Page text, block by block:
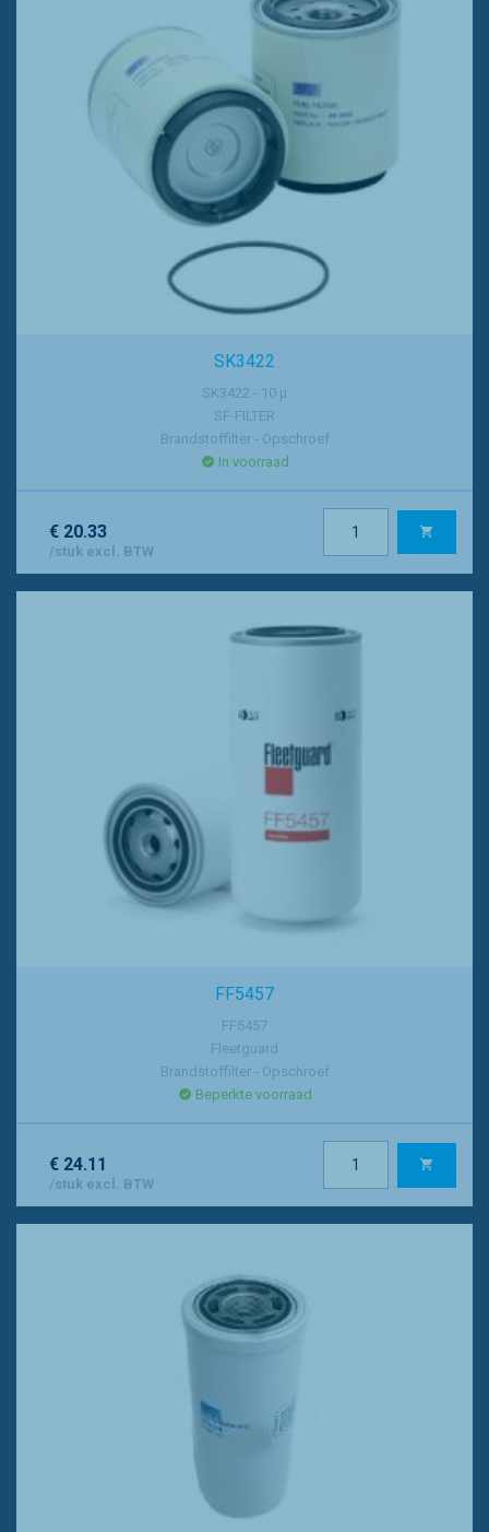
SK3422
SK3422 - 10 µ
SF-FILTER
Brandstoffilter - Opschroef
In voorraad
€ 20.33
/stuk excl. BTW
FF5457
FF5457
Fleetguard
Brandstoffilter - Opschroef
Beperkte voorraad
€ 24.11
/stuk excl. BTW